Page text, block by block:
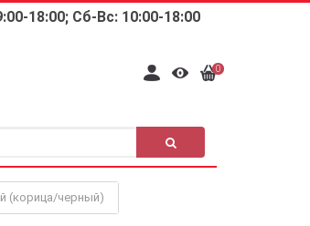
18:00; Сб-Вс: 10:00-18:00
0
(корица/черный)